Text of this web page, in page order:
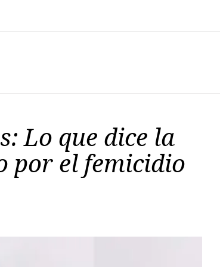
Lo que dice la
por el femicidio